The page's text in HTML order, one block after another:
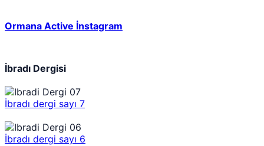
Ormana Active İnstagram
İbradı Dergisi
İbradı dergi sayı 7
İbradı dergi sayı 6